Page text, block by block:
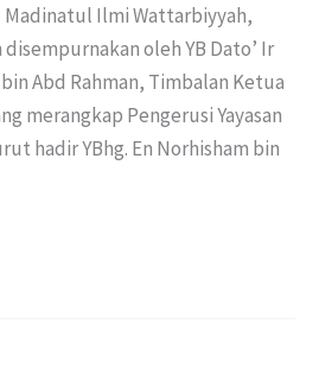
Madinatul Ilmi Wattarbiyyah,
oleh YB Dato’ Ir
Abd Rahman, Timbalan Ketua
merangkap Pengerusi Yayasan
hadir YBhg. En Norhisham bin